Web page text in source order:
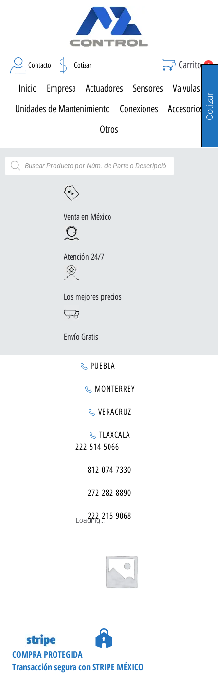
Contacto Cotizar Carrito 0
Inicio Empresa Actuadores Sensores
Valvulas
Unidades de Mantenimiento
Conexiones
Accesorios
Otros
Venta en México
Atención 24/7
Los mejores precios
Envío Gratis
PUEBLA
MONTERREY
VERACRUZ
TLAXCALA
222 514 5066
812 074 7330
272 282 8890
222 215 9068
Loading...
Transacción segura con STRIPE MÉXICO
COMPRA PROTEGIDA
Cotizar